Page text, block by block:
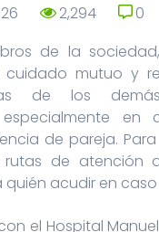
2,294
0
de la
cuidado mutuo y
de los
especialmente en
de pareja.
de atención
quién acudir en
el Hospital